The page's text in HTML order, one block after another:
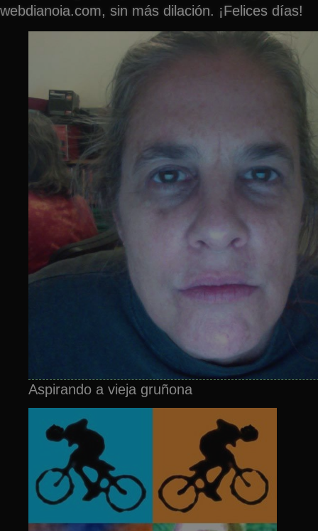
webdianoia.com, sin más dilación. ¡Felices días!
Aspirando a vieja gruñona